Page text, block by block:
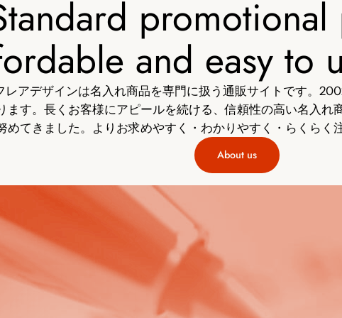
and easy to
レアデザインは名入れ商品を専門に扱う通販サイトです。
ます。長くお客様にアピールを続ける、信頼性の高い名入れ
めてきました。よりお求めやすく・わかりやすく・らくらく
About us